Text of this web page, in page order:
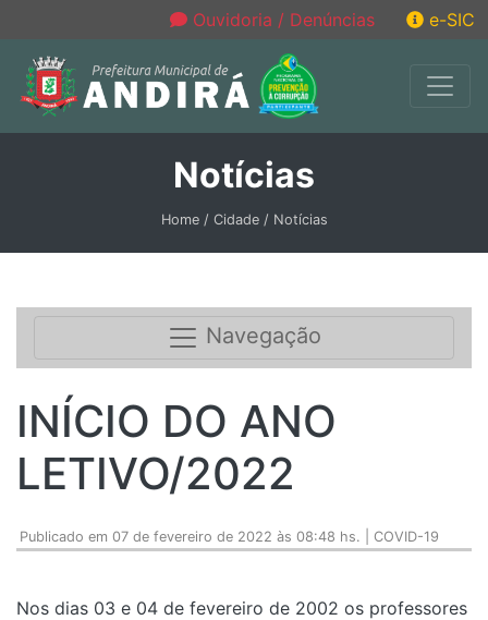
Ouvidoria / Denúncias e-SIC
Notícias
Home / Cidade / Notícias
Navegação
INÍCIO DO ANO
LETIVO/2022
Publicado em 07 de fevereiro de 2022 às 08:48 hs. | COVID-19
Nos dias 03 e 04 de fevereiro de 2002 os professores